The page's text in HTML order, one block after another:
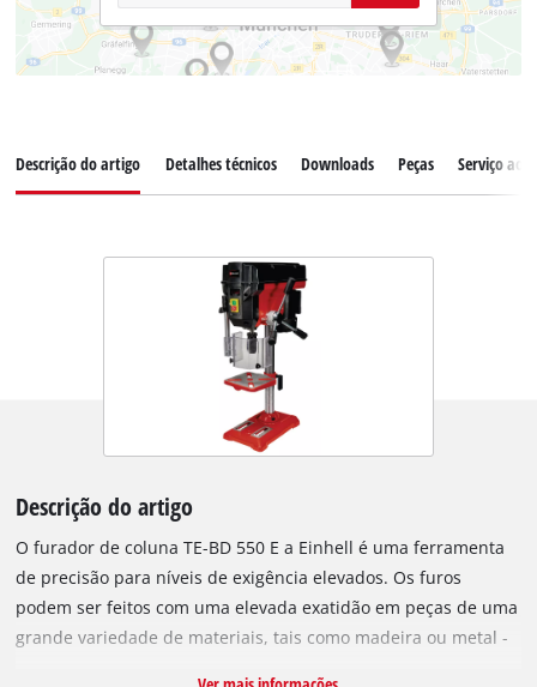
Descrição do artigo Detalhes técnicos Downloads Peças Serviço ao
Descrição do artigo
O furador de coluna TE-BD 550 E a Einhell é uma ferramenta
de precisão para níveis de exigência elevados. Os furos
podem ser feitos com uma elevada exatidão em peças de uma
grande variedade de materiais, tais como madeira ou metal -